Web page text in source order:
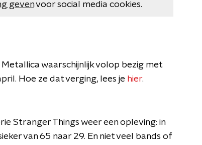
gevenvoor social media cookies.
waarschijnlijk volop bezig met
Hoe ze dat verging, lees je hier.
Stranger Things weer een opleving: in
van 65 naar 29. En niet veel bands of